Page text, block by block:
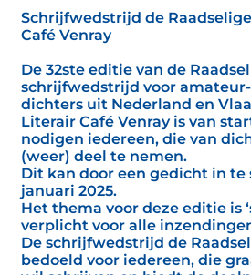
Schrijfwedstrijd de
Café Venray
De 32ste editie van de
schrijfwedstrijd voor
dichters uit Nederland en
Literair Café Venray is van
nodigen iedereen, die van
(weer) deel te nemen.
Dit kan door een gedicht in te
januari 2025.
Het thema voor deze editie is
verplicht voor alle
De schrijfwedstrijd de
bedoeld voor iedereen, die